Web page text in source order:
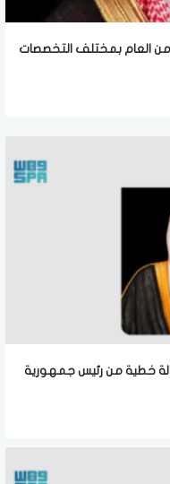
خطية من رئيس جمهورية